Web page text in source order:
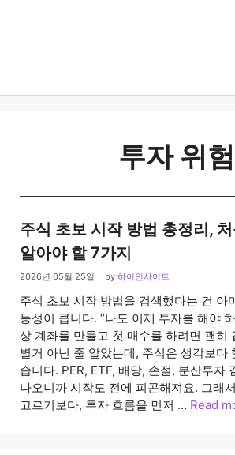
투자 위험
주식 초보 시작 방법 총정리,
알아야 할 7가지
2026년 05월 25일 by 하이인사이트
주식 초보 시작 방법을 검색했다는 건 아
능성이 큽니다. “나도 이제 투자를 해야
상 계좌를 만들고 첫 매수를 하려면 괜히
별거 아닌 줄 알았는데, 주식은 생각보다
습니다. PER, ETF, 배당, 손절, 분산투자
나오니까 시작도 전에 피곤해져요. 그래
고르기보다, 투자 흐름을 먼저 … Read